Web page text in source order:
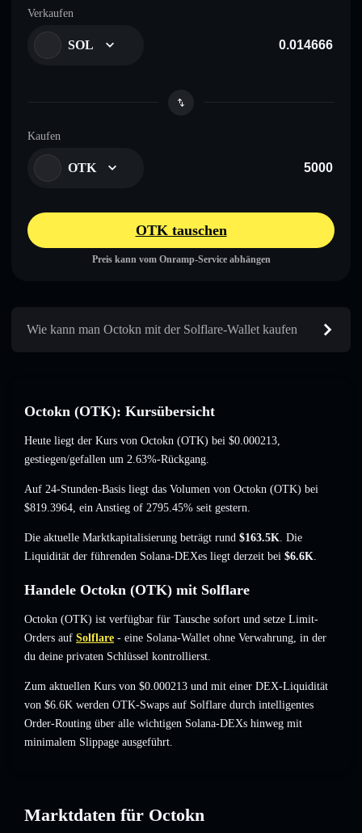
Verkaufen
SOL
Kaufen
OTK
OTK tauschen
Preis kann vom Onramp-Service abhängen
Wie kann man Octokn mit der Solflare-Wallet kaufen
Octokn (OTK): Kursübersicht
Heute liegt der Kurs von Octokn (OTK) bei $0.000213,
gestiegen/gefallen um 2.63%-Rückgang.
Auf 24-Stunden-Basis liegt das Volumen von Octokn (OTK) bei
$819.3964, ein Anstieg of 2795.45% seit gestern.
Die aktuelle Marktkapitalisierung beträgt rund $163.5K. Die
Liquidität der führenden Solana-DEXes liegt derzeit bei $6.6K.
Handele Octokn (OTK) mit Solflare
Octokn (OTK) ist verfügbar für Tausche sofort und setze Limit-
Orders auf Solflare - eine Solana-Wallet ohne Verwahrung, in der
du deine privaten Schlüssel kontrollierst.
Zum aktuellen Kurs von $0.000213 und mit einer DEX-Liquidität
von $6.6K werden OTK-Swaps auf Solflare durch intelligentes
Order-Routing über alle wichtigen Solana-DEXs hinweg mit
minimalem Slippage ausgeführt.
Marktdaten für Octokn